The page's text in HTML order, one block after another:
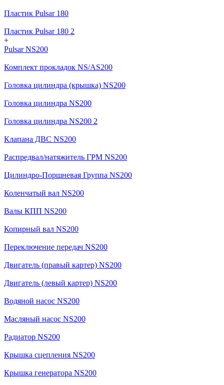
Пластик Pulsar 180
Пластик Pulsar 180 2
+
Pulsar NS200
Комплект прокладок NS/AS200
Головка цилиндра (крышка) NS200
Головка цилиндра NS200
Головка цилиндра NS200 2
Клапана ДВС NS200
Распредвал/натяжитель ГРМ NS200
Цилиндро-Поршневая Группа NS200
Коленчатый вал NS200
Валы КПП NS200
Копирный вал NS200
Переключение передач NS200
Двигатель (правый картер) NS200
Двигатель (левый картер) NS200
Водяной насос NS200
Масляный насос NS200
Радиатор NS200
Крышка сцепления NS200
Крышка генератора NS200